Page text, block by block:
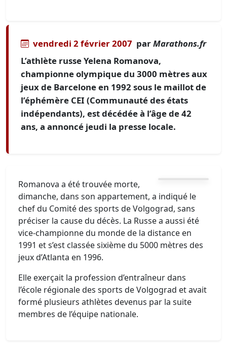
vendredi 2 février 2007 parMarathons.fr
L’athlète russe Yelena Romanova,
championne olympique du 3000 mètres aux
jeux de Barcelone en 1992 sous le maillot de
l’éphémère CEI (Communauté des états
indépendants), est décédée à l’âge de 42
ans, a annoncé jeudi la presse locale.
Romanova a été trouvée morte,
dimanche, dans son appartement, a indiqué le
chef du Comité des sports de Volgograd, sans
préciser la cause du décès. La Russe a aussi été
vice-championne du monde de la distance en
1991 et s’est classée sixième du 5000 mètres des
jeux d’Atlanta en 1996.
Elle exerçait la profession d’entraîneur dans
l’école régionale des sports de Volgograd et avait
formé plusieurs athlètes devenus par la suite
membres de l’équipe nationale.